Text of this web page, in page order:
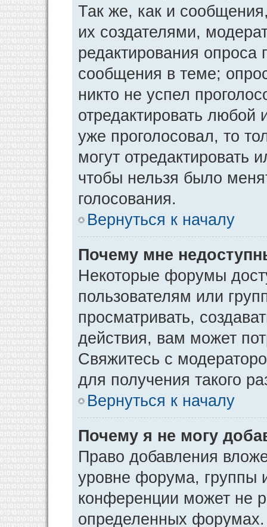
Так же, как и
их создателями,
редактирования опроса
сообщения в теме;
никто не успел
отредактировать любой
уже проголосовал, то
могут отредактировать
чтобы нельзя было
голосования.
Вернуться к началу
Почему мне
Некоторые форумы
пользователям или
просматривать,
действия, вам может
Свяжитесь с
для получения такого
Вернуться к началу
Почему я не могу
Право добавления
уровне форума, группы
конференции может не
определенных